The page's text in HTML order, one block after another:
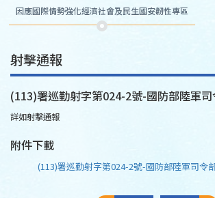
因應國際情勢強化經濟社會及民生國安韌性專區
射擊通報
(113)署巡勤射字第024-2號-國防部陸軍
詳如射擊通報
附件下載
(113)署巡勤射字第024-2號-國防部陸軍司令